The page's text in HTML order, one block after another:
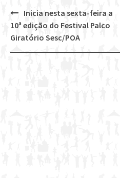
Post
navigation
Inicia nesta sexta-feira a
10ª edição do Festival Palco
Giratório Sesc/POA